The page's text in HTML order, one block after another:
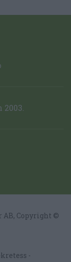
AB, Copyright ©